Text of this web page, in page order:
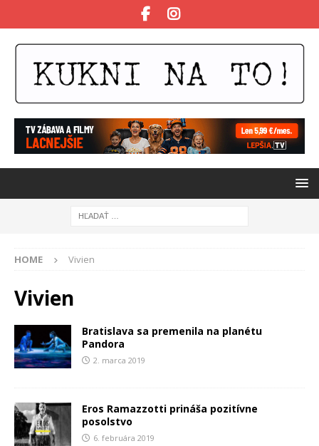
HOME Vivien
Vivien
Bratislava sa premenila na planétu
Pandora
2. marca 2019
Eros Ramazzotti prináša pozitívne
posolstvo
6. februára 2019